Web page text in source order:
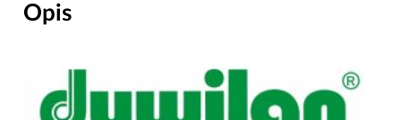
|
200x300
Opis